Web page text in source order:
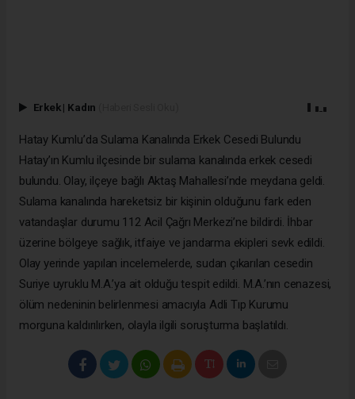
Erkek | Kadın
Hatay Kumlu’da Sulama Kanalında Erkek Cesedi Bulundu
Hatay’ın Kumlu ilçesinde bir sulama kanalında erkek cesedi
bulundu. Olay, ilçeye bağlı Aktaş Mahallesi’nde meydana geldi.
Sulama kanalında hareketsiz bir kişinin olduğunu fark eden
vatandaşlar durumu 112 Acil Çağrı Merkezi’ne bildirdi. İhbar
üzerine bölgeye sağlık, itfaiye ve jandarma ekipleri sevk edildi.
Olay yerinde yapılan incelemelerde, sudan çıkarılan cesedin
Suriye uyruklu M.A.’ya ait olduğu tespit edildi. M.A.’nın cenazesi,
ölüm nedeninin belirlenmesi amacıyla Adli Tıp Kurumu
morguna kaldırılırken, olayla ilgili soruşturma başlatıldı.